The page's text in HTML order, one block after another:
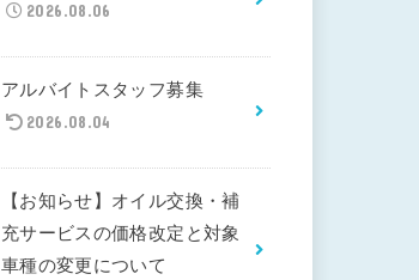
2026.08.06
アルバイトスタッフ募集
2026.08.04
【お知らせ】オイル交換・補
充サービスの価格改定と対象
車種の変更について